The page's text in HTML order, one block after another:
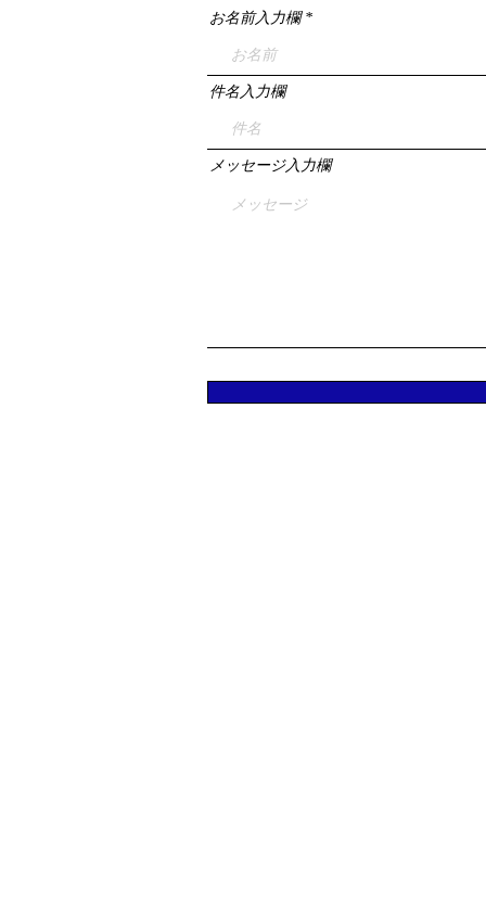
お名前入力欄
件名入力欄
メッセージ入力欄